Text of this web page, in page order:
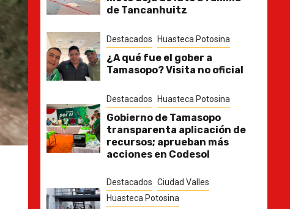
de Tancanhuitz
Destacados Huasteca Potosina
¿A qué fue el gober a
Tamasopo? Visita no oficial
Destacados Huasteca Potosina
Gobierno de Tamasopo
transparenta aplicación de
recursos; aprueban más
acciones en Codesol
Destacados Ciudad Valles
Huasteca Potosina